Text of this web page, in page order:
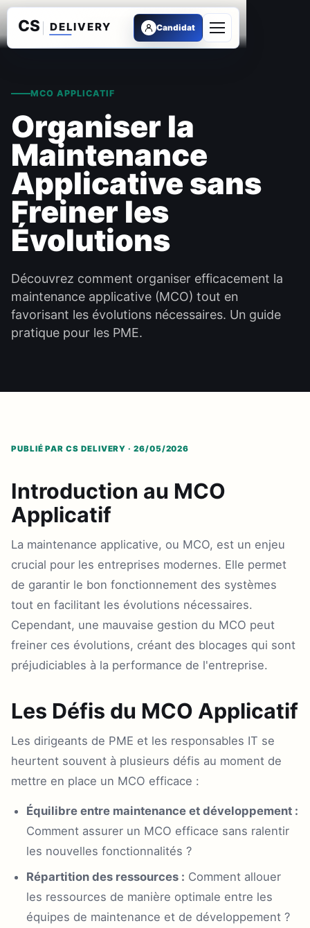
Candidat
Ouvrir le menu
MCO APPLICATIF
Organiser la
Maintenance
Applicative sans
Freiner les
Évolutions
Découvrez comment organiser efficacement la
maintenance applicative (MCO) tout en
favorisant les évolutions nécessaires. Un guide
pratique pour les PME.
PUBLIÉ PAR CS DELIVERY · 26/05/2026
Introduction au MCO
Applicatif
La maintenance applicative, ou MCO, est un enjeu
crucial pour les entreprises modernes. Elle permet
de garantir le bon fonctionnement des systèmes
tout en facilitant les évolutions nécessaires.
Cependant, une mauvaise gestion du MCO peut
freiner ces évolutions, créant des blocages qui sont
préjudiciables à la performance de l'entreprise.
Les Défis du MCO Applicatif
Les dirigeants de PME et les responsables IT se
heurtent souvent à plusieurs défis au moment de
mettre en place un MCO efficace :
Équilibre entre maintenance et développement :
Comment assurer un MCO efficace sans ralentir
les nouvelles fonctionnalités ?
Répartition des ressources : Comment allouer
les ressources de manière optimale entre les
équipes de maintenance et de développement ?